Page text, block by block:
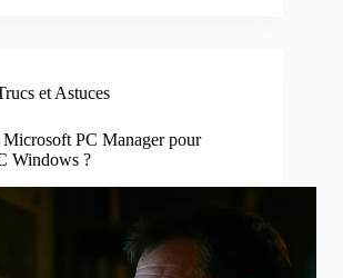
et Astuces
PC Manager pour
Windows ?